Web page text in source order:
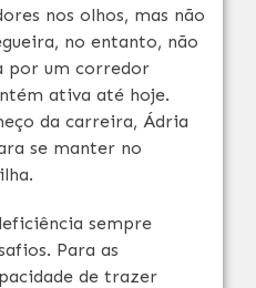
nos olhos, mas não
no entanto, não
por um corredor
ativa até hoje.
da carreira, Ádria
se manter no
sempre
Para as
de trazer